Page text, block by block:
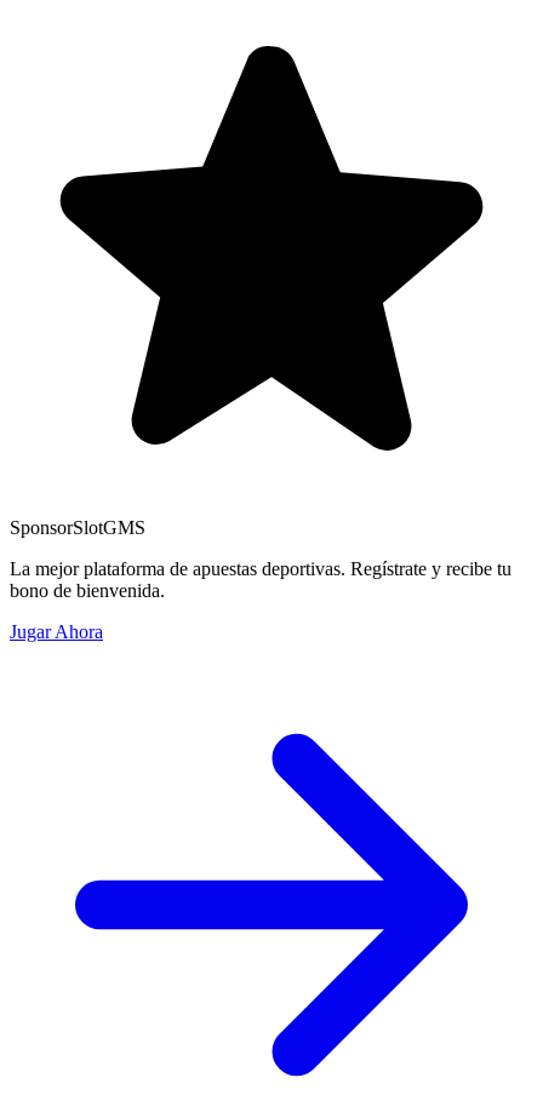
SponsorSlotGMS
La mejor plataforma de apuestas deportivas. Regístrate y recibe tu
bono de bienvenida.
Jugar Ahora